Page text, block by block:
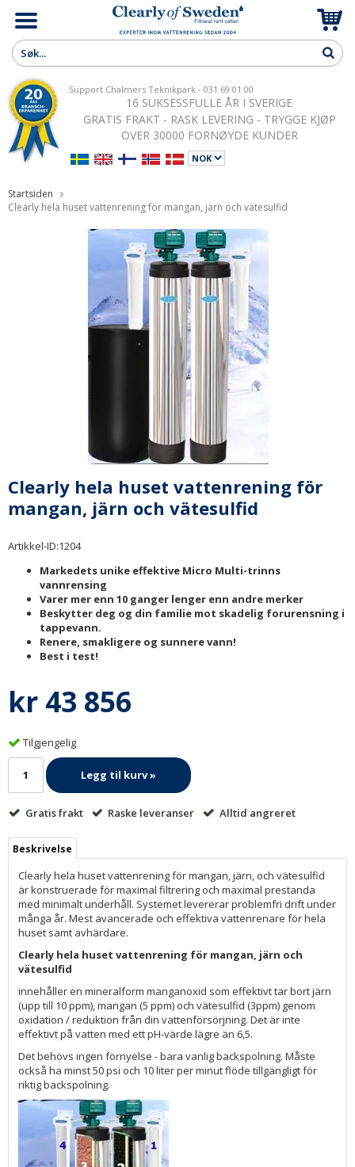
Support Chalmers Teknikpark - 031 69 01 00
16 SUKSESSFULLE ÅR I SVERIGE
GRATIS FRAKT - RASK LEVERING - TRYGGE KJØP
OVER 30000 FORNØYDE KUNDER
Startsiden
Clearly hela huset vattenrening för mangan, järn och vätesulfid
Clearly hela huset vattenrening för
mangan, järn och vätesulfid
Artikkel-ID:1204
Markedets unike effektive Micro Multi-trinns
vannrensing
Varer mer enn 10 ganger lenger enn andre merker
Beskytter deg og din familie mot skadelig forurensning i
tappevann.
Renere, smakligere og sunnere vann!
Best i test!
kr 43 856
Tilgjengelig
Legg til kurv »
Gratis frakt Raske leveranser Alltid angreret
Beskrivelse
Clearly hela huset vattenrening för mangan, järn, och vätesulfid
är konstruerade för maximal filtrering och maximal prestanda
med minimalt underhåll. Systemet levererar problemfri drift under
många år. Mest avancerade och effektiva vattenrenare för hela
huset samt avhärdare.
Clearly hela huset vattenrening för mangan, järn och
vätesulfid
innehåller en mineralform manganoxid som effektivt tar bort järn
(upp till 10 ppm), mangan (5 ppm) och vätesulfid (3ppm) genom
oxidation / reduktion från din vattenförsörjning. Det är inte
effektivt på vatten med ett pH-värde lägre än 6,5.
Det behövs ingen förnyelse - bara vanlig backspolning. Måste
också ha minst 50 psi och 10 liter per minut flöde tillgängligt för
riktig backspolning.